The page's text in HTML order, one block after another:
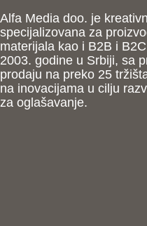
Alfa Media doo. je
specijalizovana za
materijala kao i B2B i
2003. godine u Srbiji, sa
prodaju na preko 25
na inovacijama u cilju
za oglašavanje.